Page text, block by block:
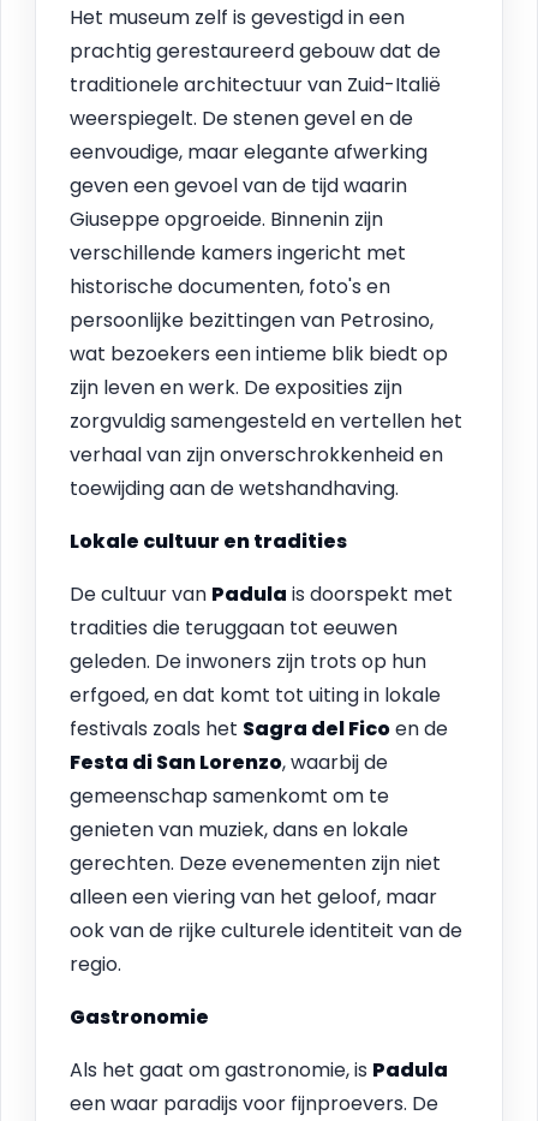
Het museum zelf is gevestigd in een
prachtig gerestaureerd gebouw dat de
traditionele architectuur van Zuid-Italië
weerspiegelt. De stenen gevel en de
eenvoudige, maar elegante afwerking
geven een gevoel van de tijd waarin
Giuseppe opgroeide. Binnenin zijn
verschillende kamers ingericht met
historische documenten, foto's en
persoonlijke bezittingen van Petrosino,
wat bezoekers een intieme blik biedt op
zijn leven en werk. De exposities zijn
zorgvuldig samengesteld en vertellen het
verhaal van zijn onverschrokkenheid en
toewijding aan de wetshandhaving.
Lokale cultuur en tradities
De cultuur van Padula is doorspekt met
tradities die teruggaan tot eeuwen
geleden. De inwoners zijn trots op hun
erfgoed, en dat komt tot uiting in lokale
festivals zoals het Sagra del Ficoen de
Festa di San Lorenzo, waarbij de
gemeenschap samenkomt om te
genieten van muziek, dans en lokale
gerechten. Deze evenementen zijn niet
alleen een viering van het geloof, maar
ook van de rijke culturele identiteit van de
regio.
Gastronomie
Als het gaat om gastronomie, is Padula
een waar paradijs voor fijnproevers. De